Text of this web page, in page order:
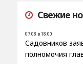
Свежие
07.08 в 18:00
Садовников
полномочия